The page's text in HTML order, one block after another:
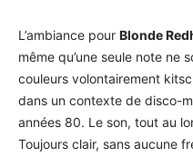
L’ambiance pour Blonde
même qu’une seule note ne
couleurs volontairement
dans un contexte de disco-
années 80. Le son, tout au
Toujours clair, sans aucune